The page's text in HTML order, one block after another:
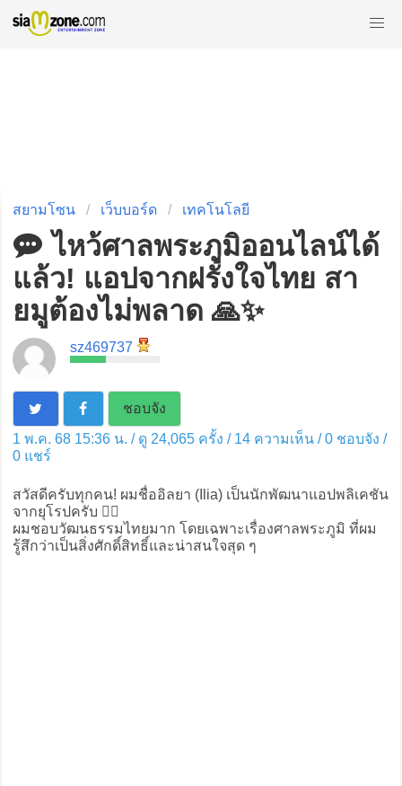
สยามโซน เว็บบอร์ด เทคโนโลยี
ไหว้ศาลพระภูมิออนไลน์ได้
แล้ว! แอปจากฝรั่งใจไทย สา
ยมูต้องไม่พลาด 🙏✨
sz469737
ชอบจัง
1 พ.ค. 68 15:36 น. / ดู 24,065 ครั้ง / 14 ความเห็น /0ชอบจัง /
0แชร์
สวัสดีครับทุกคน! ผมชื่ออิลยา (Ilia) เป็นนักพัฒนาแอปพลิเคชัน
จากยุโรปครับ 🙋‍♂️
ผมชอบวัฒนธรรมไทยมาก โดยเฉพาะเรื่องศาลพระภูมิ ที่ผม
รู้สึกว่าเป็นสิ่งศักดิ์สิทธิ์และน่าสนใจสุด ๆ